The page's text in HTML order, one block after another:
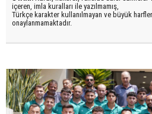
içeren, imla kuralları ile yazılmamış,
Türkçe karakter kullanılmayan ve büyük
onaylanmamaktadır.